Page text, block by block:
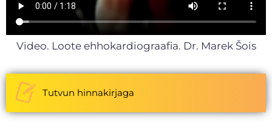
Video. Loote ehhokardiograafia. Dr. Marek Šois
Tutvun hinnakirjaga